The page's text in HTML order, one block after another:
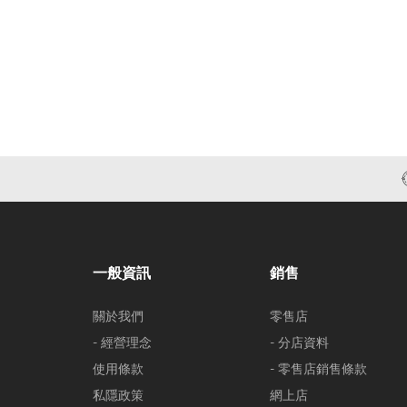
一般資訊
關於我們
- 經營理念
使用條款
私隱政策
銷售
零售店
- 分店資料
- 零售店銷售條款
網上店